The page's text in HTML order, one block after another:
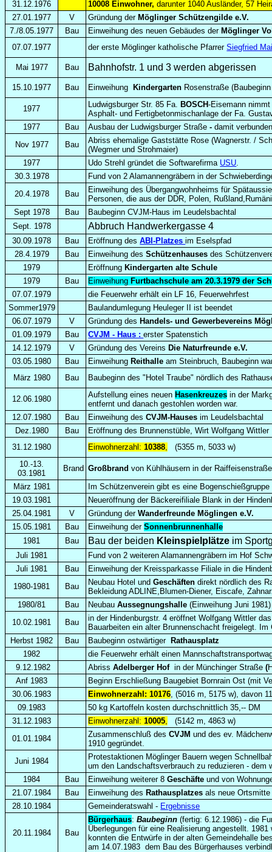
31.12.1976 10008 Einwohner, darunter 1040 Ausländer, 57
27.01.1977
V Gründung der Möglinger Schützengilde e.V.
7./8.05.1977
Bau Einweihung des neuen Gebäudes der Möglinger
07.07.1977
der erste Möglinger katholische PfarrerSiegfried
Mai 1977 Bau Bahnhofstr. 1 und 3 werden abgerissen
15.10.1977 Bau Einweihung Kindergarten Rosenstraße
1977 Ludwigsburger Str. 85 Fa. BOSCH-Eisemann
Asphalt- und Fertigbetonmischanlage der Fa.
1977
Bau Ausbau der Ludwigsburger Straße -damit
Nov 1977
Bau
Abriss ehemalige Gaststätte Rose (Wagnerstr. /
(Wegmer und Strohmaier)
1977
Udo Strehl gründet die Softwarefirma USU.
30.3.1978
Fund von 2 Alamannengräbern in der
20.4.1978
Bau
Einweihung des Übergangwohnheims für
Personen, die aus der DDR, Polen,
Sept 1978
Bau
Baubeginn CVJM-Haus im Leudelsbachtal
Sept. 1978
Abbruch Handwerkergasse 4
30.09.1978 Bau Eröffnung desABI-Platzesim Eselspfad
28.4.1979
Bau Einweihung desSchützenhauses des
1979
Eröffnung Kindergarten alte Schule
1979
Bau Einweihung Furtbachschule am 20.3.1979 der
07.07.1979
die Feuerwehr erhält ein LF 16, Feuerwehrfest
Sommer1979
Baulandumlegung Heuleger II ist beendet
06.07.1979
V Gründung des Handels- und Gewerbevereins
01.09.1979
Bau CVJM - Haus :erster Spatenstich
14.12.1979
V Gründung des Vereins Die Naturfreunde e.V.
03.05.1980
Bau Einweihung Reithalle am Steinbruch, Baubeginn
März 1980
Bau Baubeginn des "Hotel Traube" nördlich des
12.06.1980 Aufstellung eines neuen Hasenkreuzes in der
entfernt und danach gestohlen worden war.
12.07.1980
Bau Einweihung desCVJM-Hauses im Leudelsbachtal
Dez.1980
Bau
Eröffnung des Brunnenstüble, Wirt Wolfgang Wittler
31.12.1980
Einwohnerzahl:10388, (5355 m, 5033 w)
10.-13.
03.1981
Brand Großbrand von Kühlhäusern in der Raiffeisenstraße
März 1981
Im Schützenverein gibt es eine Bogenschießgruppe
19.03.1981
Neueröffnung der Bäckereifiliale Blank in der
25.04.1981
V Gründung derWanderfreunde Möglingen e.V.
15.05.1981
Bau Einweihung derSonnenbrunnenhalle
1981
Bau Bau der beiden Kleinspielplätze im
Juli 1981
Fund von 2 weiteren Alamannengräbern im Hof
Juli 1981
Bau
Einweihung der Kreissparkasse Filiale in die
1980-1981
Bau Neubau Hotel undGeschäften direkt nördlich des
Bekleidung ADLINE,Blumen-Diener, Eiscafe,
1980/81
Bau NeubauAussegnungshalle (Einweihung Juni
10.02.1981
Bau
in der Hindenburgstr. 4 eröffnet Wolfgang Wittler
Bauarbeiten einalter Brunnenschacht freigelegt. Im
Herbst 1982
Bau Baubeginnostwärtiger
Rathausplatz
1982
die Feuerwehr erhält einen
9.12.1982
AbrissAdelberger Hof in der Münchinger Straße(
Anf 1983
Beginn Erschließung Baugebiet Bornrain Ost (mit
30.06.1983
Einwohnerzahl: 10176, (5016 m, 5175 w), davon
09.1983
50 kg Kartoffeln kosten durchschnittlich 35,-- DM
31.12.1983
Einwohnerzahl:10005, (5142 m, 4863 w)
01.01.1984
Zusammenschluß desCVJM und des ev.
1910 gegründet.
Juni 1984
Protestaktionen Möglinger Bauern wegen
um den Landschaftsverbrauch zu reduzieren -
1984
Bau Einweihung weiterer 8Geschäfte und von
21.07.1984
Bau Einweihung des Rathausplatzes als neue Ortsmitte
28.10.1984
Gemeinderatswahl - Ergebnisse
20.11.1984 Bau
Bürgerhaus:Baubeginn (fertig: 6.12.1986) - die
Überlegungen für eine Realisierung angestellt.
konnten die Entwürfe in der alten Gemeindehalle
am 14.07.1983 dem Bau des Bürgerhauses